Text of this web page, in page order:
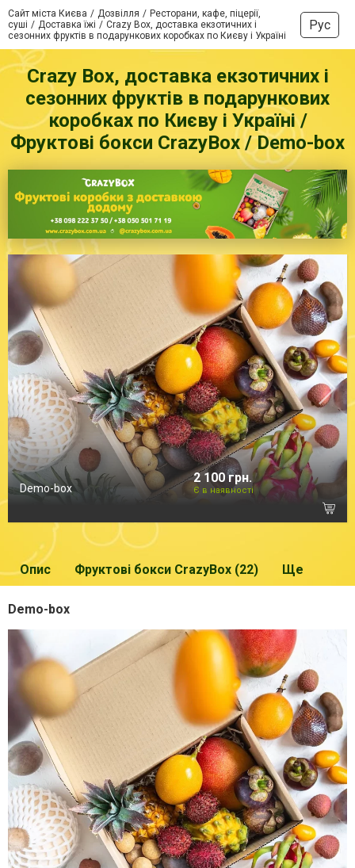
Сайт міста Києва Дозвілля
Ресторани, кафе, піцерії,
суші
Доставка їжі
Crazy Box, доставка екзотичних і
сезонних фруктів в подарункових коробках по Києву і Україні
Рус
Crazy Box, доставка екзотичних і
сезонних фруктів в подарункових
коробках по Києву і Україні /
Фруктові бокси CrazyBox / Demo-box
Demo-box
2 100 грн.
Є в наявності
Опис Фруктові бокси CrazyBox (22) Ще
Demo-box